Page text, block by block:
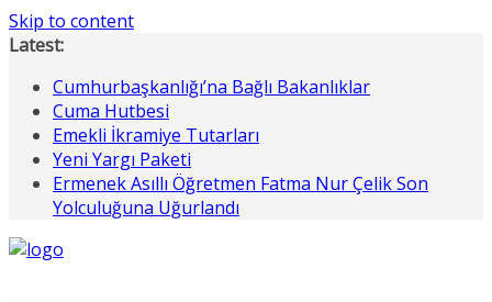
Skip to content
Latest:
Cumhurbaşkanlığı’na Bağlı Bakanlıklar
Cuma Hutbesi
Emekli İkramiye Tutarları
Yeni Yargı Paketi
Ermenek Asıllı Öğretmen Fatma Nur Çelik Son
Yolculuğuna Uğurlandı